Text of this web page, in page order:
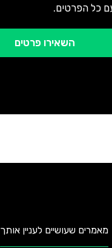
כל הפרטים.
השאירו פרטים
מאמרים שעושיים לעניין אותך